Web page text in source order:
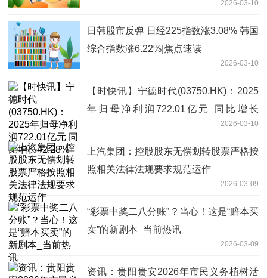
2026-03-10
日韩股市反弹 日经225指数涨3.08% 韩国
综合指数涨6.22%|焦点速读
2026-03-10
【时快讯】宁德时代(03750.HK)：2025
年归母净利润722.01亿元 同比增长
2026-03-10
上汽集团：控股股东无偿划转股票严格按
照相关法律法规要求规范运作
2026-03-09
“彩票中奖二八分账”？当心！这是“赔本买
卖”的新剧本_当前热讯
2026-03-09
资讯：​贵阳贵安2026年市民义务植树活